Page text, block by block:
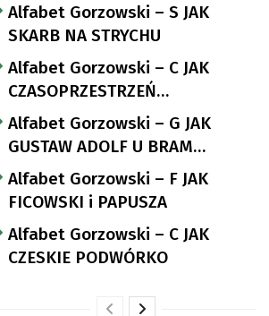
Alfabet Gorzowski – S JAK
SKARB NA STRYCHU
Alfabet Gorzowski – C JAK
CZASOPRZESTRZEŃ
NUTTGENSA
Alfabet Gorzowski – G JAK
GUSTAW ADOLF U BRAM
LANDSBERGA
Alfabet Gorzowski – F JAK
FICOWSKI i PAPUSZA
Alfabet Gorzowski – C JAK
CZESKIE PODWÓRKO